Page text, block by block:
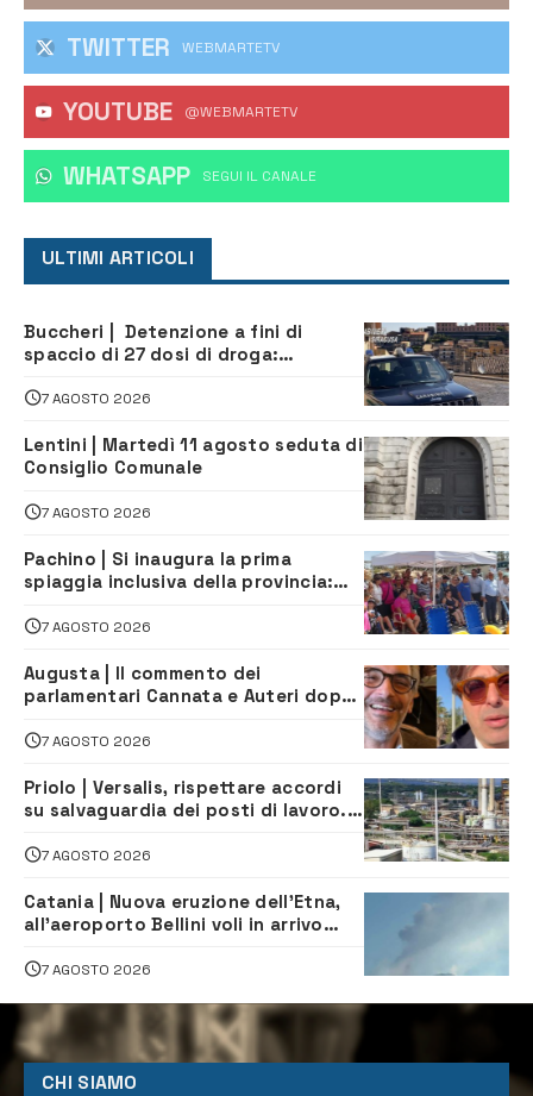
TWITTER WEBMARTETV
YOUTUBE @WEBMARTETV
WHATSAPP ‎SEGUI IL CANALE
ULTIMI ARTICOLI
Buccheri | Detenzione a fini di
spaccio di 27 dosi di droga:
7 AGOSTO 2026
Lentini | Martedì 11 agosto seduta di
Consiglio Comunale
7 AGOSTO 2026
Pachino | Si inaugura la prima
spiaggia inclusiva della provincia:
tutti
7 AGOSTO 2026
Augusta | Il commento dei
parlamentari Cannata e Auteri dopo
depuratore
7 AGOSTO 2026
Priolo | Versalis, rispettare accordi
su salvaguardia dei posti di lavoro. Il
7 AGOSTO 2026
Catania | Nuova eruzione dell’Etna,
all’aeroporto Bellini voli in arrivo
7 AGOSTO 2026
CHI SIAMO